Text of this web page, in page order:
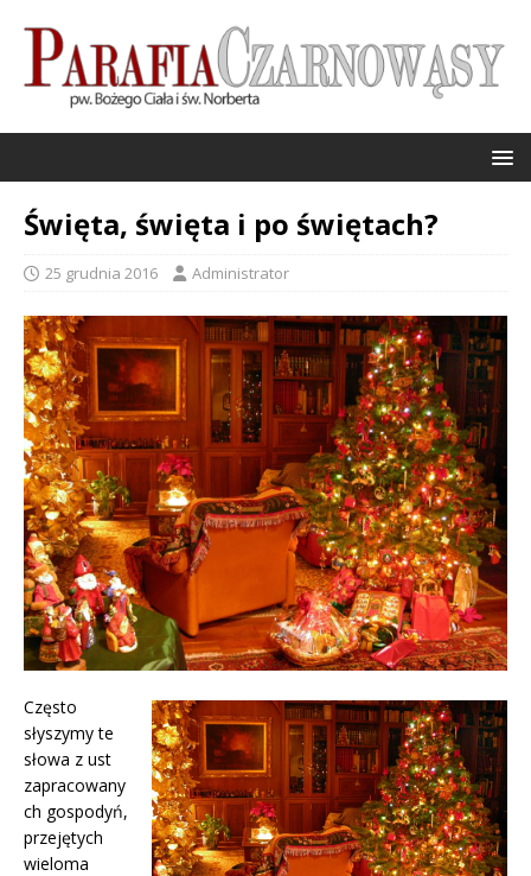
Święta, święta i po świętach?
25 grudnia 2016 Administrator
Często
słyszymy te
słowa z ust
zapracowany
ch gospodyń,
przejętych
wieloma